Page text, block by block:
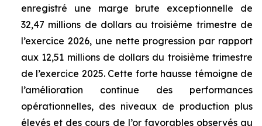
enregistré une marge brute exceptionnelle de
32,47 millions de dollars au troisième trimestre de
l’exercice 2026, une nette progression par rapport
aux 12,51 millions de dollars du troisième trimestre
de l’exercice 2025. Cette forte hausse témoigne de
l’amélioration continue des performances
opérationnelles, des niveaux de production plus
élevés et des cours de l’or favorables observés au